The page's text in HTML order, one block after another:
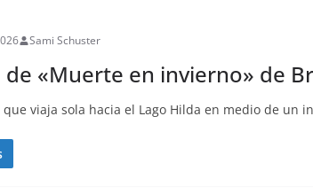
Sami Schuster
de «Muerte en invierno» de
viaja sola hacia el Lago Hilda en medio de un